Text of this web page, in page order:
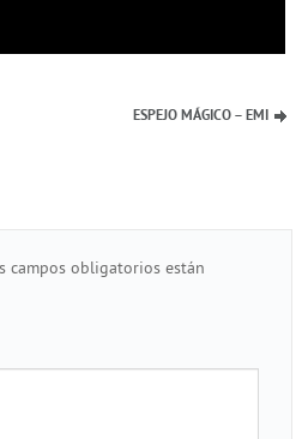
ESPEJO MÁGICO – EMI
campos obligatorios están